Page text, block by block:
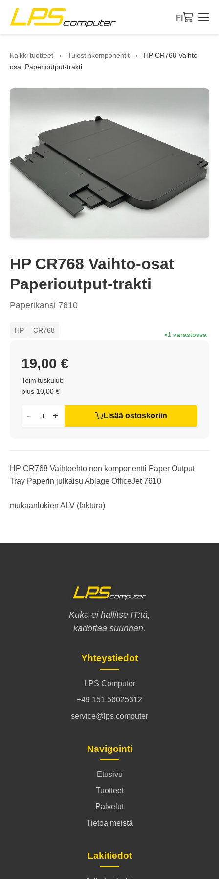
FI
Tietoa meistä
eBay-kauppa
Kaikki tuotteet › Tulostinkomponentit ›
HP CR768 Vaihto-
osat Paperioutput-trakti
HP CR768 Vaihto-osat
Paperioutput-trakti
Paperikansi 7610
HP CR768
1 varastossa
Toimituskulut:
plus 10,00 €
19,00 €
- + Lisää ostoskoriin
HP CR768 Vaihtoehtoinen komponentti Paper Output
Tray Paperin julkaisu Ablage OfficeJet 7610
mukaanlukien ALV (faktura)
Kuka ei hallitse IT:tä,
kadottaa suunnan.
Yhteystiedot
LPS Computer
+49 151 56025312
service@lps.computer
Navigointi
Etusivu
Tuotteet
Palvelut
Tietoa meistä
Lakitiedot